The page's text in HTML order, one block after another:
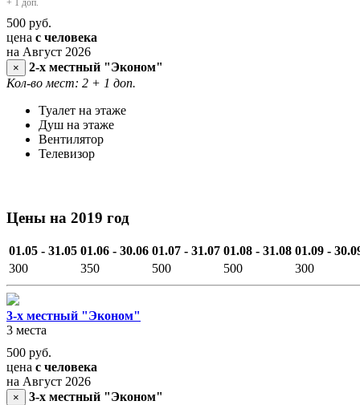
500 руб.
цена с человека
на Август 2026
×
2-х местный "Эконом"
Кол-во мест: 2 + 1 доп.
Туалет на этаже
Душ на этаже
Вентилятор
Телевизор
Цены на 2019 год
01.05 - 31.05 01.06 - 30.06 01.07 - 31.07 01.08 - 31.08 01.09 -
300
350 500 500 300
3-х местный "Эконом"
3 места
500 руб.
цена с человека
на Август 2026
×
3-х местный "Эконом"